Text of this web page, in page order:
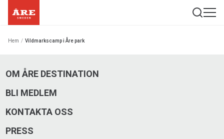
Hem / Vildmarkscamp i Åre park
OM ÅRE DESTINATION
BLI MEDLEM
KONTAKTA OSS
PRESS